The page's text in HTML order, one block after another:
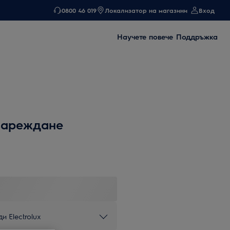
0800 46 019 Локализатор на магазини Вход
Научете повече Поддръжка
Electrolux